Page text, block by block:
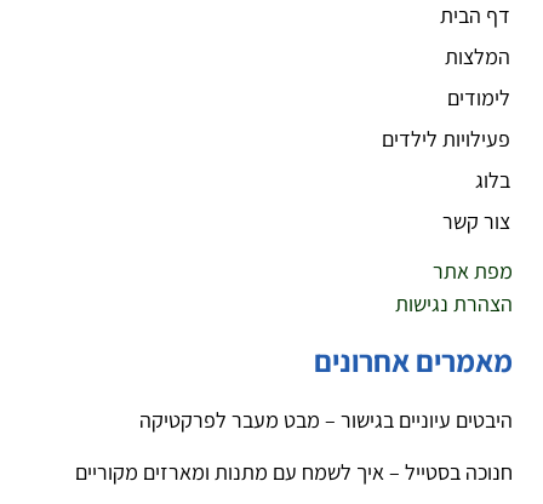
דף הבית
המלצות
לימודים
פעילויות לילדים
בלוג
צור קשר
מפת אתר
הצהרת נגישות
מאמרים אחרונים
היבטים עיוניים בגישור – מבט מעבר לפרקטיקה
חנוכה בסטייל – איך לשמח עם מתנות ומארזים מקוריים